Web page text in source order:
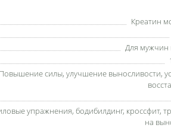
Креатин
Для
силы, улучшение выносливости,
упражнения, бодибилдинг, кроссфит,
на